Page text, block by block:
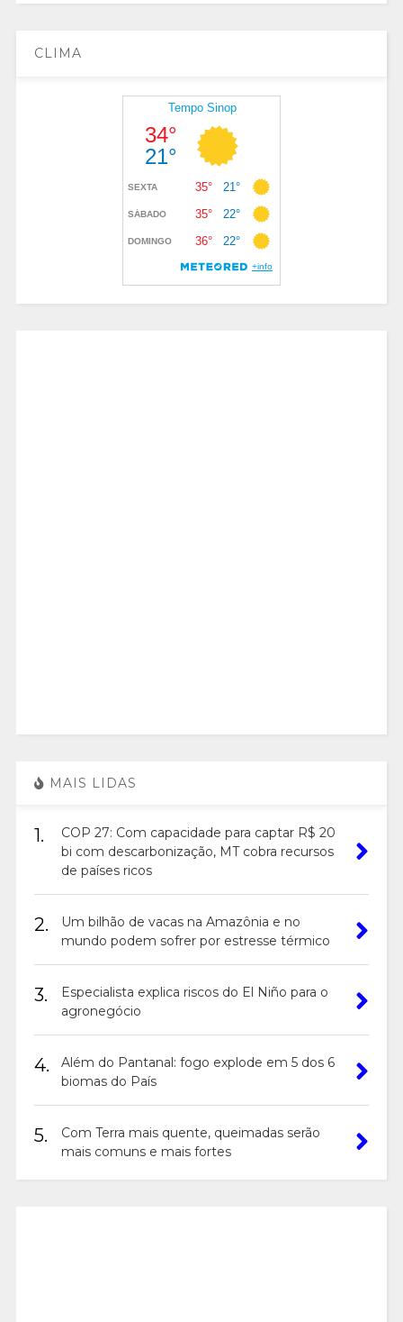
CLIMA
MAIS LIDAS
1.
COP 27: Com capacidade para captar R$ 20
bi com descarbonização, MT cobra recursos
de países ricos
2.
Um bilhão de vacas na Amazônia e no
mundo podem sofrer por estresse térmico
3.
Especialista explica riscos do El Niño para o
agronegócio
4.
Além do Pantanal: fogo explode em 5 dos 6
biomas do País
5.
Com Terra mais quente, queimadas serão
mais comuns e mais fortes